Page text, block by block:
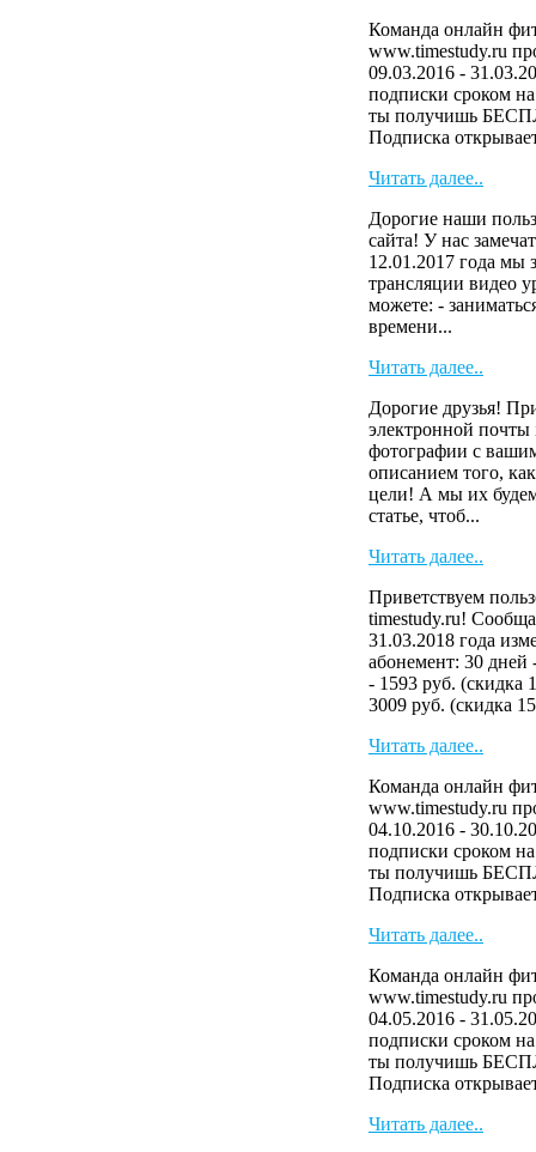
Команда онлайн
www.timestudy.ru
09.03.2016 -
подписки сроком
ты получишь
Подписка
Читать далее..
Дорогие наши
сайта! У нас
12.01.2017 года мы
трансляции видео
можете: -
времени...
Читать далее..
Дорогие друзья!
электронной почты
фотографии с
описанием того,
цели! А мы их
статье, чтоб...
Читать далее..
Приветствуем
timestudy.ru!
31.03.2018 года
абонемент: 30 дней
- 1593 руб. (скидка
3009 руб. (скидка
Читать далее..
Команда онлайн
www.timestudy.ru
04.10.2016 -
подписки сроком
ты получишь
Подписка
Читать далее..
Команда онлайн
www.timestudy.ru
04.05.2016 -
подписки сроком
ты получишь
Подписка
Читать далее..